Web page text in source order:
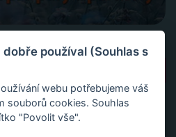
používal (Souhlas s
webu potřebujeme váš
souborů cookies. Souhlas
"Povolit vše".